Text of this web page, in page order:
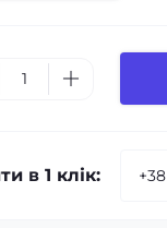
в 1 клік: